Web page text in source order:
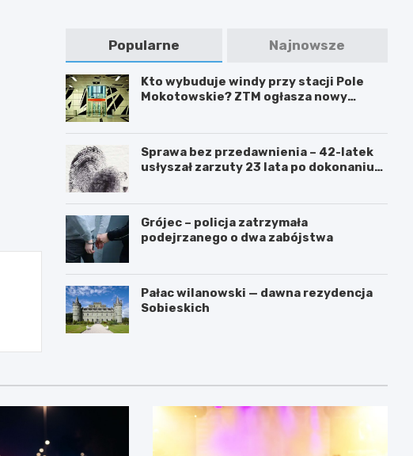
Popularne Najnowsze
Kto wybuduje windy przy stacji Pole
Mokotowskie? ZTM ogłasza nowy
Sprawa bez przedawnienia – 42-latek
usłyszał zarzuty 23 lata po dokonaniu
Grójec – policja zatrzymała
podejrzanego o dwa zabójstwa
Pałac wilanowski — dawna rezydencja
Sobieskich